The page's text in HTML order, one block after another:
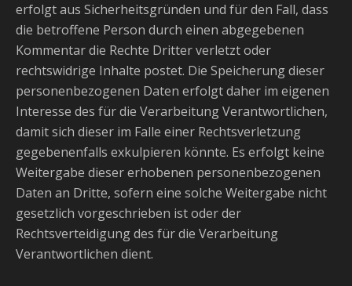
erfolgt aus Sicherheitsgründen und für den Fall, dass
die betroffene Person durch einen abgegebenen
Kommentar die Rechte Dritter verletzt oder
rechtswidrige Inhalte postet. Die Speicherung dieser
personenbezogenen Daten erfolgt daher im eigenen
Interesse des für die Verarbeitung Verantwortlichen,
damit sich dieser im Falle einer Rechtsverletzung
gegebenenfalls exkulpieren könnte. Es erfolgt keine
Weitergabe dieser erhobenen personenbezogenen
Daten an Dritte, sofern eine solche Weitergabe nicht
gesetzlich vorgeschrieben ist oder der
Rechtsverteidigung des für die Verarbeitung
Verantwortlichen dient.